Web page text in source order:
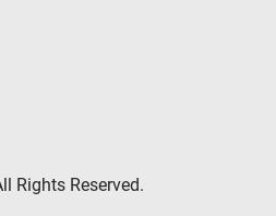
Rights Reserved.